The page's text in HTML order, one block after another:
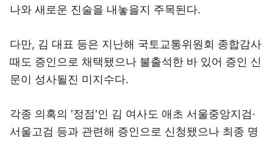
나와 새로운 진술을 내놓을지 주목된다.
다만, 김 대표 등은 지난해 국토교통위원회 종합감사
때도 증인으로 채택됐으나 불출석한 바 있어 증인 신
문이 성사될진 미지수다.
각종 의혹의 '정점'인 김 여사도 애초 서울중앙지검·
서울고검 등과 관련해 증인으로 신청됐으나 최종 명